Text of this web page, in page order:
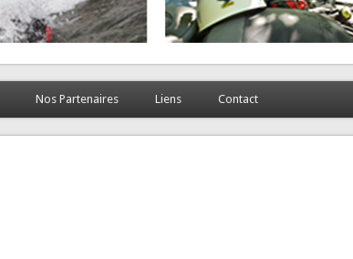
Nos Partenaires Liens Contact